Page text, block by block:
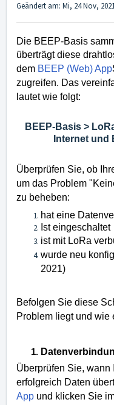
Geändert am: Mi, 24 Nov,
Die BEEP-Basis
überträgt diese
dem BEEP (Web) App
zugreifen. Das
lautet wie folgt:
BEEP-Basis >
Internet und
Überprüfen Sie, ob
um das Problem
zu beheben:
hat eine
Ist eingeschaltet
ist mit LoRa
wurde neu
2021)
Befolgen Sie diese
Problem liegt und wie
Überprüfen Sie,
erfolgreich Daten
App und klicken Sie